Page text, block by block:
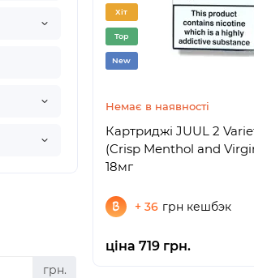
грн.
Хіт
Top
New
Немає в наявності
Картриджі JUUL 2
(Crisp Menthol and
18мг
+ 36 грн кешбэк
ціна 719 грн.